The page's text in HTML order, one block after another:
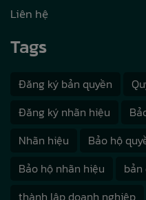
Liên hệ
Tags
Đăng ký bản quyền
Đăng ký nhãn hiệu
Nhãn hiệu
Bảo hộ
Bảo hộ nhãn hiệu
bản